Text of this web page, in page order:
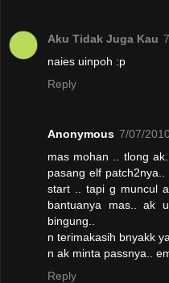
Aku Tidak Juga Kau
naies uinpoh :p
Reply
Anonymous 7/07/
mas mohan .. tlong
pasang elf
start .. tapi g muncul
bantuanya mas.. ak
bingung..
n terimakasih bnyakk
n ak minta passnya..
Reply